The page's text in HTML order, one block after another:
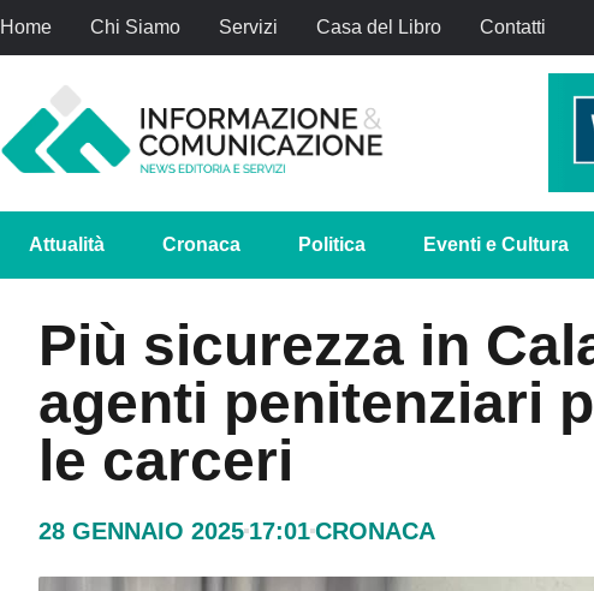
Home Chi Siamo Servizi Casa del Libro Contatti
Attualità Cronaca Politica Eventi e Cultura
Più sicurezza in
agenti penitenziari
le carceri
28 GENNAIO 2025 17:01CRONACA